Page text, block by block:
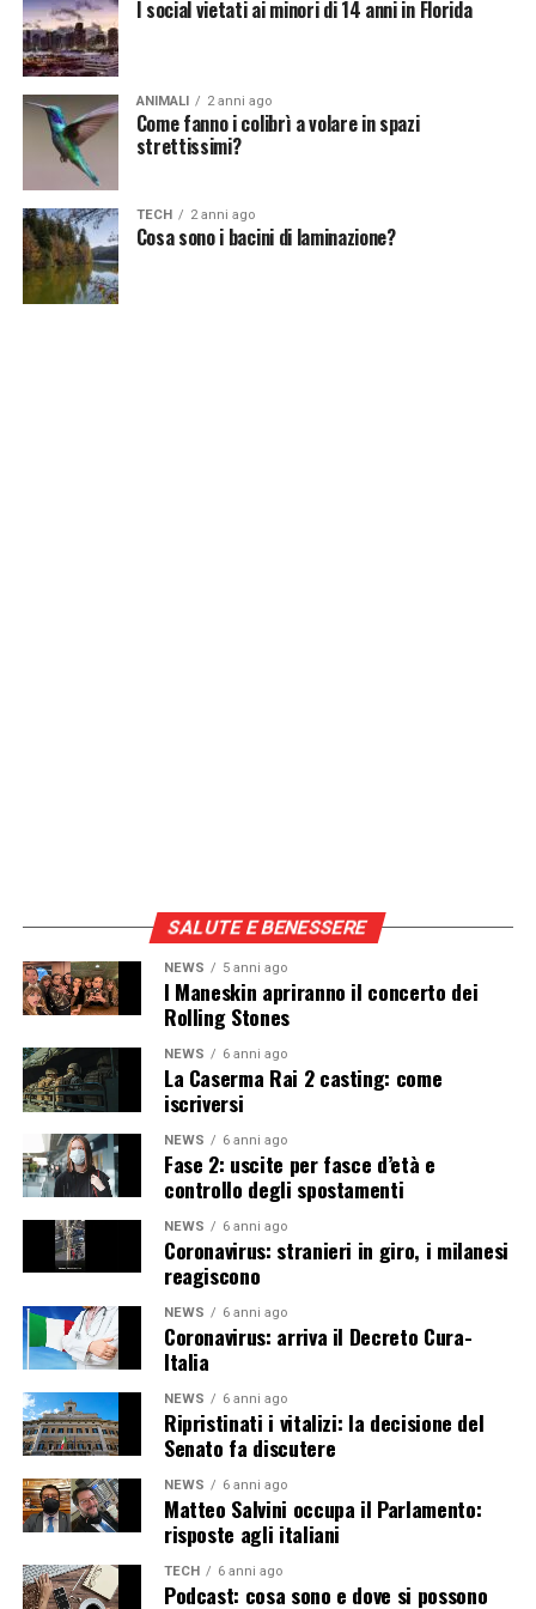
I social vietati ai minori di 14 anni in Florida
ANIMALI 2 anni ago
Come fanno i colibrì a volare in spazi
strettissimi?
TECH 2 anni ago
Cosa sono i bacini di laminazione?
SALUTE E BENESSERE
NEWS 5 anni ago
I Maneskin apriranno il concerto dei
Rolling Stones
NEWS 6 anni ago
La Caserma Rai 2 casting: come
iscriversi
NEWS 6 anni ago
Fase 2: uscite per fasce d’età e
controllo degli spostamenti
NEWS 6 anni ago
Coronavirus: stranieri in giro, i milanesi
reagiscono
NEWS 6 anni ago
Coronavirus: arriva il Decreto Cura-
Italia
NEWS 6 anni ago
Ripristinati i vitalizi: la decisione del
Senato fa discutere
NEWS 6 anni ago
Matteo Salvini occupa il Parlamento:
risposte agli italiani
TECH 6 anni ago
Podcast: cosa sono e dove si possono